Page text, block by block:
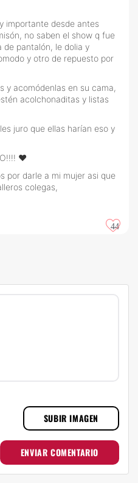
importante desde antes
no saben el show q fue
de pantalón, le dolia y
y otro de repuesto por
y acomódenlas en su cama,
acolchonaditas y listas
juro que ellas harían eso y
❤️
por darle a mi mujer asi que
colegas,
44
SUBIR IMAGEN
ENVIAR COMENTARIO